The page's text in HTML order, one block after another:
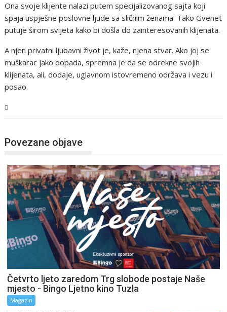
Ona svoje klijente nalazi putem specijalizovanog sajta koji
spaja uspješne poslovne ljude sa sličnim ženama. Tako Gvenet
putuje širom svijeta kako bi došla do zainteresovanih klijenata.
A njen privatni ljubavni život je, kaže, njena stvar. Ako joj se
muškarac jako dopada, spremna je da se odrekne svojih
klijenata, ali, dodaje, uglavnom istovremeno održava i vezu i
posao.
Povezane objave
Četvrto ljeto zaredom Trg slobode postaje Naše
mjesto - Bingo Ljetno kino Tuzla
Magazin